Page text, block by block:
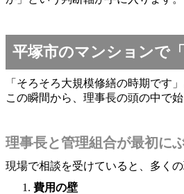
平塚市のマンションで
「そろそろ大規模修繕の時期です
この瞬間から、理事長の頭の中で
理事長と管理組合が最初に
現場で相談を受けていると、多く
費用の壁